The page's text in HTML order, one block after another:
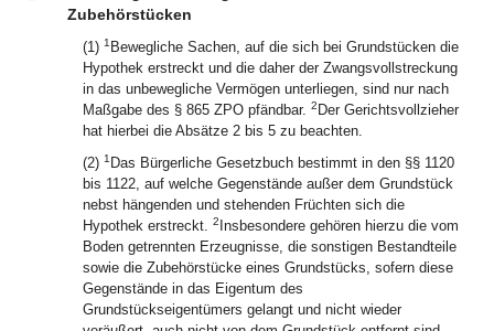
Zubehörstücken
(1) 1 Bewegliche Sachen, auf die sich bei Grundstücken die
Hypothek erstreckt und die daher der Zwangsvollstreckung
in das unbewegliche Vermögen unterliegen, sind nur nach
Maßgabe des § 865 ZPO pfändbar. 2 Der Gerichtsvollzieher
hat hierbei die Absätze 2 bis 5 zu beachten.
(2) 1 Das Bürgerliche Gesetzbuch bestimmt in den §§ 1120
bis 1122, auf welche Gegenstände außer dem Grundstück
nebst hängenden und stehenden Früchten sich die
Hypothek erstreckt. 2 Insbesondere gehören hierzu die vom
Boden getrennten Erzeugnisse, die sonstigen Bestandteile
sowie die Zubehörstücke eines Grundstücks, sofern diese
Gegenstände in das Eigentum des
Grundstückseigentümers gelangt und nicht wieder